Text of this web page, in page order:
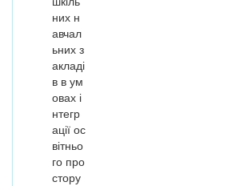
них н
авчал
ьних з
акладі
в в ум
овах і
нтегр
ації ос
вітньо
го про
стору